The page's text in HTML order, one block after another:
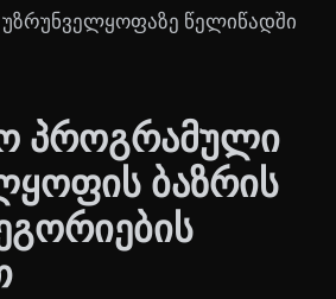
წელიწადში
პროგრამული
ბაზრის